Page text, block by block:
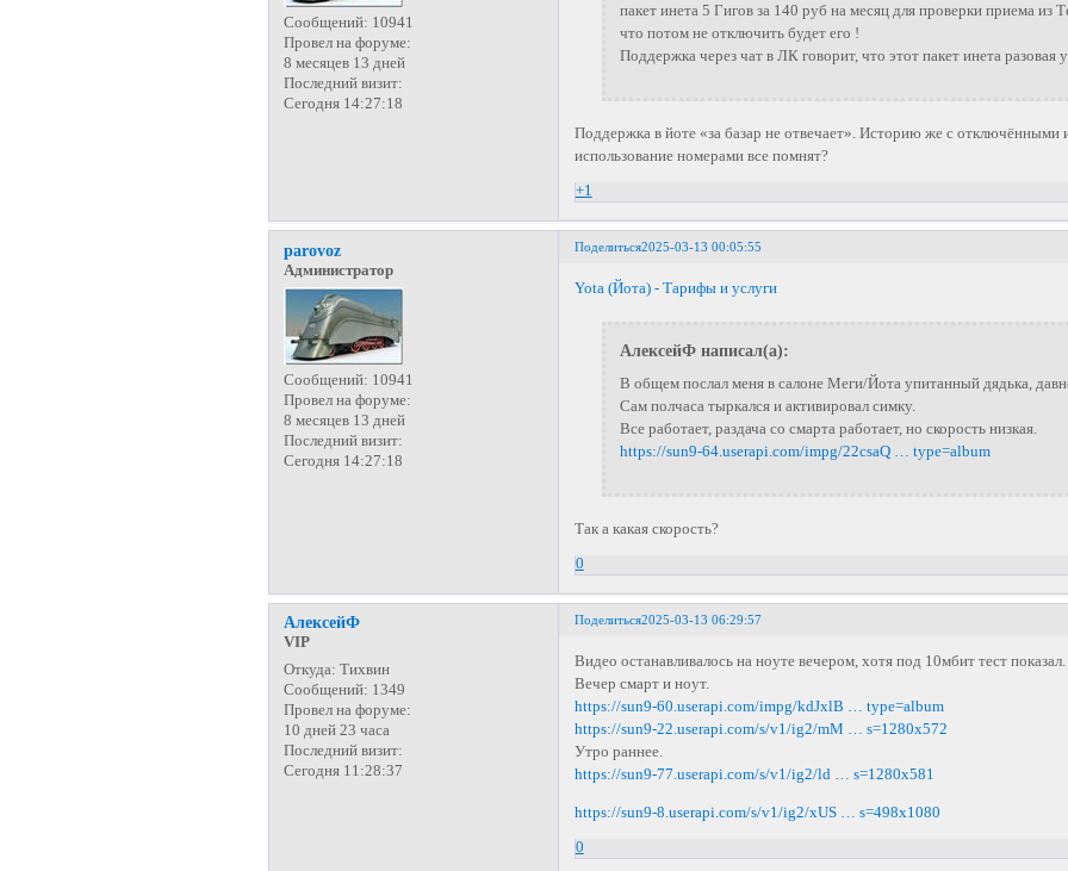
Сообщений: 10941
Провел на форуме:
8 месяцев 13 дней
Последний визит:
Сегодня 14:27:18
пакет инета 5 Гигов за 140 руб на месяц для проверки приема из
что потом не отключить будет его !
Поддержка через чат в ЛК говорит, что этот пакет инета разовая
Поддержка в йоте «за базар не отвечает». Историю же с отключёнными
использование номерами все помнят?
+1
Поделиться2025-03-13 00:05:55
parovoz
Администратор
Сообщений: 10941
Провел на форуме:
8 месяцев 13 дней
Последний визит:
Сегодня 14:27:18
Yota (Йота) - Тарифы и услуги
АлексейФ написал(а):
В общем послал меня в салоне Меги/Йота упитанный дядька,
Сам полчаса тыркался и активировал симку.
Все работает, раздача со смарта работает, но скорость низкая.
https://sun9-64.userapi.com/impg/22csaQ … type=album
Так а какая скорость?
0
Поделиться2025-03-13 06:29:57
АлексейФ
VIP
Откуда: Тихвин
Сообщений: 1349
Провел на форуме:
10 дней 23 часа
Последний визит:
Сегодня 11:28:37
Видео останавливалось на ноуте вечером, хотя под 10мбит тест
Вечер смарт и ноут.
https://sun9-60.userapi.com/impg/kdJxlB … type=album
https://sun9-22.userapi.com/s/v1/ig2/mM … s=1280x572
Утро раннее.
https://sun9-77.userapi.com/s/v1/ig2/ld … s=1280x581
https://sun9-8.userapi.com/s/v1/ig2/xUS … s=498x1080
0